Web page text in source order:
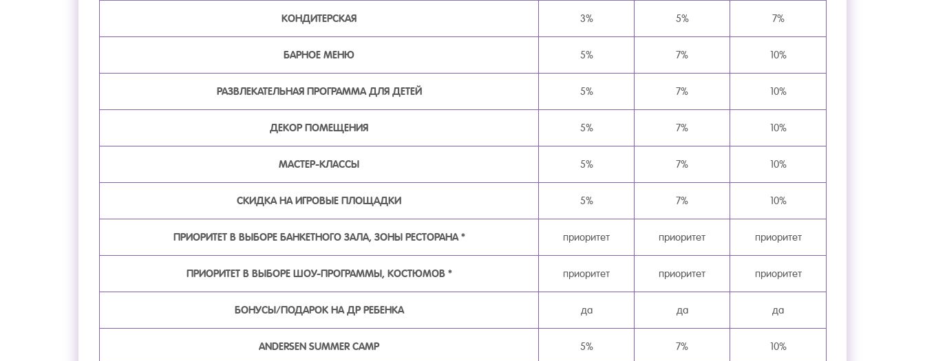
КОНДИТЕРСКАЯ 3% 5% 7%
БАРНОЕ МЕНЮ 5% 7% 10%
РАЗВЛЕКАТЕЛЬНАЯ ПРОГРАММА ДЛЯ ДЕТЕЙ 5% 7% 10%
ДЕКОР ПОМЕЩЕНИЯ 5% 7% 10%
МАСТЕР-КЛАССЫ 5% 7% 10%
СКИДКА НА ИГРОВЫЕ ПЛОЩАДКИ 5% 7% 10%
ПРИОРИТЕТ В ВЫБОРЕ БАНКЕТНОГО ЗАЛА, ЗОНЫ РЕСТОРАНА * приоритет приоритет приоритет
ПРИОРИТЕТ В ВЫБОРЕ ШОУ-ПРОГРАММЫ, КОСТЮМОВ * приоритет приоритет приоритет
БОНУСЫ/ПОДАРОК НА ДР РЕБЕНКА да да да
ANDERSEN SUMMER CAMP 5% 7% 10%